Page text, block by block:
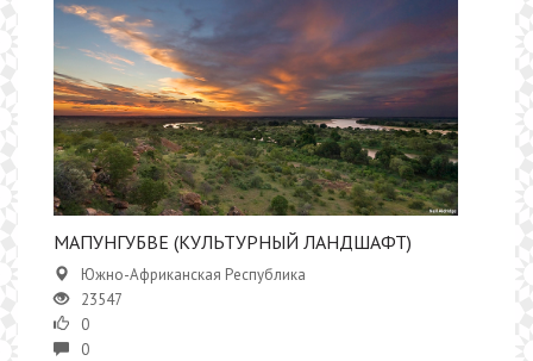
МАПУНГУБВЕ (КУЛЬТУРНЫЙ ЛАНДШАФТ)
Южно-Африканская Республика
23547
0
0